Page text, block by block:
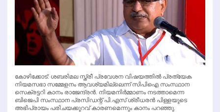
കോഴിക്കോട്: ശബരിമല സ്ത്രീ പ്രവേശന വിഷയത്തില്‍ പ്രത്യേക
നിയമസഭാ സമ്മേളനം ആവശ്യമില്ലെന്ന് സിപിഐ സംസ്ഥാന
സെക്രട്ടറി കാനം രാജേന്ദ്രന്‍. നിയമനിര്‍മ്മാണം നടത്താമെന്ന
ബിജെപി സംസ്ഥാന പ്രസിഡന്റ് പി.എസ് ശ്രീധരന്‍ പിള്ളയുടെ
അഭിപ്രായം പരിചയക്കുറവ് കാരണമെന്നും കാനം പറഞ്ഞു.